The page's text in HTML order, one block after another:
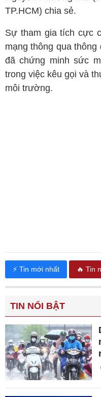
TP.HCM) chia sẻ.
Sự tham gia tích cực
mạng thông qua
đã chứng minh sức
trong việc kêu gọi và
môi trường.
⚡ Tin mới nhất 🔥 Tin
TIN NỔI BẬT